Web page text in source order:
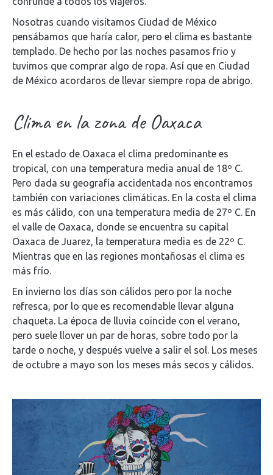
Nosotras cuando visitamos Ciudad de México
pensábamos que haría calor, pero el clima es bastante
templado. De hecho por las noches pasamos frio y
tuvimos que comprar algo de ropa. Así que en Ciudad
de México acordaros de llevar siempre ropa de abrigo.
Clima en la zona de Oaxaca
En el estado de Oaxaca el clima predominante es
tropical, con una temperatura media anual de 18º C.
Pero dada su geografía accidentada nos encontramos
también con variaciones climáticas. En la costa el clima
es más cálido, con una temperatura media de 27º C. En
el valle de Oaxaca, donde se encuentra su capital
Oaxaca de Juarez, la temperatura media es de 22º C.
Mientras que en las regiones montañosas el clima es
más frío.
En invierno los días son cálidos pero por la noche
refresca, por lo que es recomendable llevar alguna
chaqueta. La época de lluvia coincide con el verano,
pero suele llover un par de horas, sobre todo por la
tarde o noche, y después vuelve a salir el sol. Los meses
de octubre a mayo son los meses más secos y cálidos.